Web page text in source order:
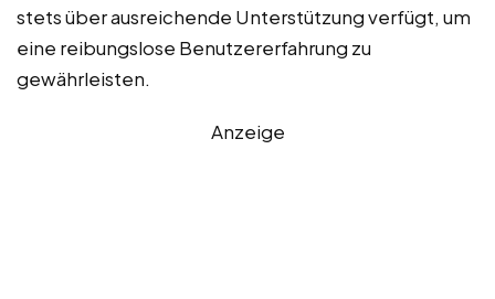
stets über ausreichende Unterstützung verfügt, um
eine reibungslose Benutzererfahrung zu
gewährleisten.
Anzeige